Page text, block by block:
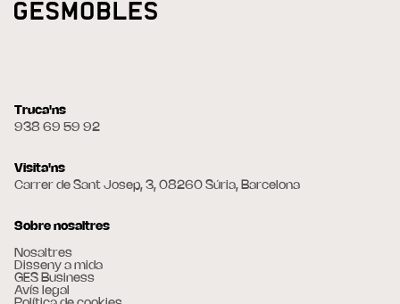
Truca'ns
938 69 59 92
Visita'ns
Carrer de Sant Josep, 3, 08260 Súria, Barcelona
Sobre nosaltres
Nosaltres
Disseny a mida
GES Business
Avís legal